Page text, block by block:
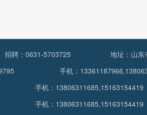
招聘：0631-5703725
地址：山东
手机：
手机：13806311685,15163154419
手机：13806311685,15163154419